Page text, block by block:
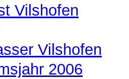
Vilshofen
Vilshofen
2006